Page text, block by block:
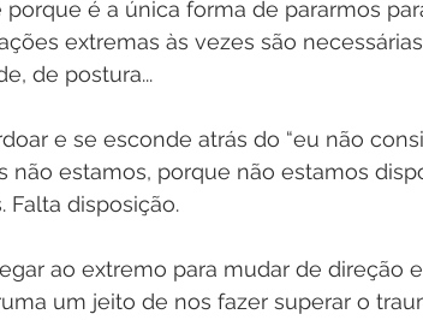
é a única forma de pararmos
extremas às vezes são
de postura...
e se esconde atrás do “eu não
não estamos, porque não estamos
Falta disposição.
ao extremo para mudar de direção
um jeito de nos fazer superar o